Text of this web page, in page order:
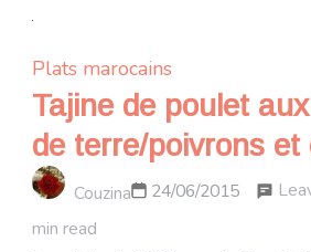
Plats marocains
Tajine de poulet
de terre/poivrons et
Couzina 24/06/2015
min read